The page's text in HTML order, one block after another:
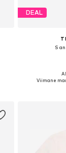
DEAL
Saadaval
Viimane